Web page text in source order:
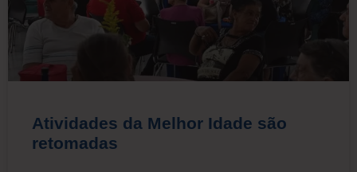
Atividades da Melhor Idade são
retomadas